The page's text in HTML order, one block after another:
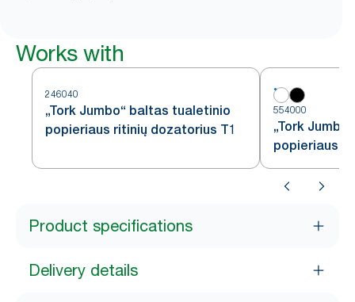
Works with
246040
„Tork Jumbo“ baltas tualetinio
popieriaus ritinių dozatorius T1
554000
„Tork
popieriaus
baltas, T1
Product specifications
Delivery details